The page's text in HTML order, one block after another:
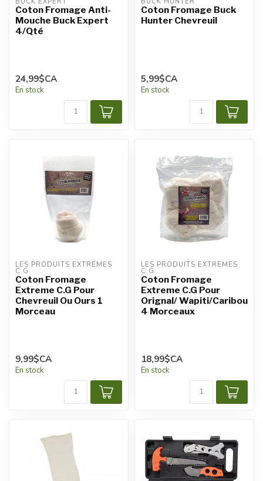
Coton Fromage Anti-
Mouche Buck Expert
4/Qté
24,99$CA
En stock
Coton Fromage Buck
Hunter Chevreuil
5,99$CA
En stock
LES PRODUITS EXTRÊMES
C.G
Coton Fromage
Extreme C.G Pour
Chevreuil Ou Ours 1
Morceau
9,99$CA
En stock
LES PRODUITS EXTRÊMES
C.G
Coton Fromage
Extreme C.G Pour
Orignal/ Wapiti/Caribou
4 Morceaux
18,99$CA
En stock